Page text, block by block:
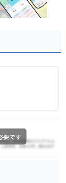
要です